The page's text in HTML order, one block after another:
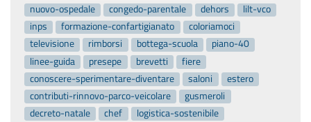
nuovo-ospedale
congedo-parentale dehors
lilt-vco
inps
formazione-confartigianato
coloriamoci
televisione
rimborsi bottega-scuola
piano-40
linee-guida
presepe brevetti
fiere
conoscere-sperimentare-diventare
saloni
estero
contributi-rinnovo-parco-veicolare
gusmeroli
decreto-natale
chef
logistica-sostenibile